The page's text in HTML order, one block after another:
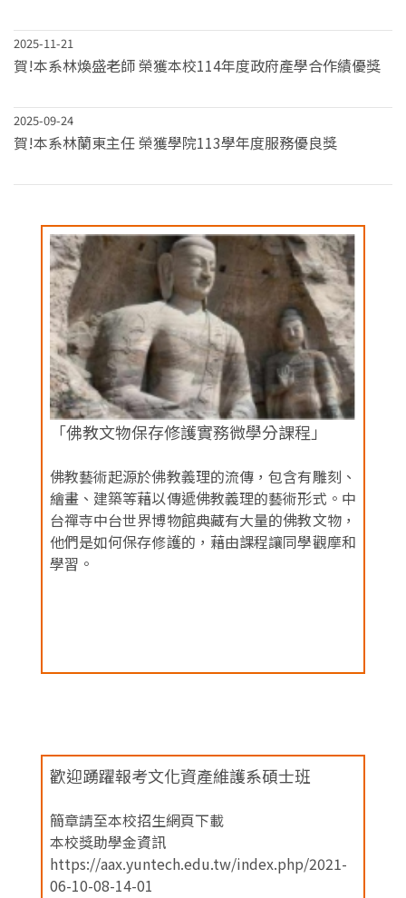
2025-11-21
賀!本系林煥盛老師 榮獲本校114年度政府產學合作績優獎
2025-09-24
賀!本系林蘭東主任 榮獲學院113學年度服務優良獎
「佛教文物保存修護實務微學分課程」
佛教藝術起源於佛教義理的流傳，包含有雕刻、
繪畫、建築等藉以傳遞佛教義理的藝術形式。中
台禪寺中台世界博物館典藏有大量的佛教文物，
他們是如何保存修護的，藉由課程讓同學觀摩和
學習。
歡迎踴躍報考文化資產維護系碩士班
簡章請至本校招生網頁下載
本校獎助學金資訊
https://aax.yuntech.edu.tw/index.php/2021-
06-10-08-14-01